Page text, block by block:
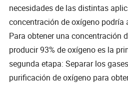
necesidades de las distintas
concentración de oxígeno podría
Para obtener una concentración
producir 93% de oxígeno es la
segunda etapa: Separar los
purificación de oxígeno para